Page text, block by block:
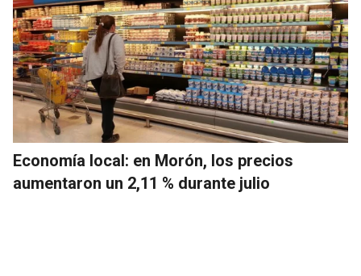
Economía local: en Morón, los precios
aumentaron un 2,11 % durante julio